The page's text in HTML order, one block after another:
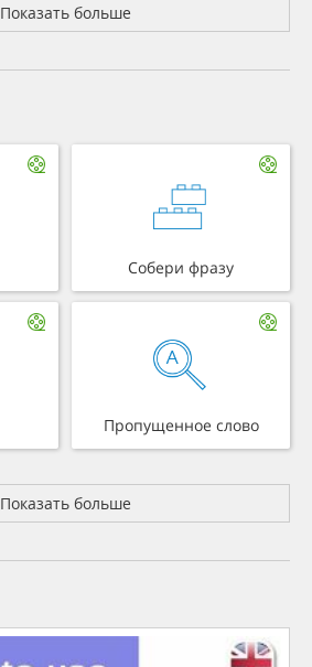
Показать больше
Собери фразу
Пропущенное слово
Показать больше